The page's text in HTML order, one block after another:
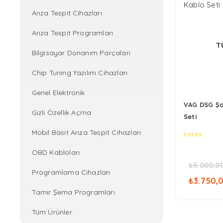
Arıza Tespit Cihazları
Arıza Tespit Programları
Bilgisayar Donanım Parçaları
Chip Tuning Yazılım Cihazları
Genel Elektronik
Gizli Özellik Açma
Mobil Basit Arıza Tespit Cihazları
OBD Kabloları
Programlama Cihazları
Tamir Şema Programları
Tüm Ürünler
VAG DSG
Seti
₺
₺